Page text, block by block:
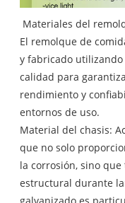
Materiales del
El remolque de
y fabricado
calidad para
rendimiento y
entornos de uso.
Material del chasis:
que no solo
la corrosión, sino
estructural durante